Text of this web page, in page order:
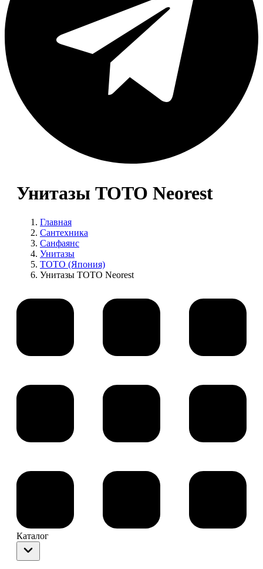
Унитазы TOTO Neorest
Главная
Сантехника
Санфаянс
Унитазы
TOTO (Япония)
Унитазы TOTO Neorest
Каталог